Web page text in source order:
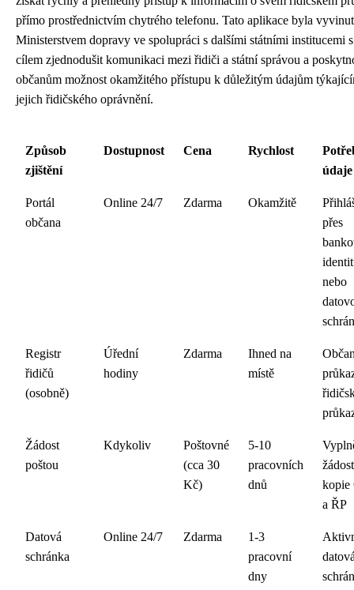
přímo prostřednictvím chytrého telefonu. Tato aplikace byla
Ministerstvem dopravy ve spolupráci s dalšími státními institucemi s
cílem zjednodušit komunikaci mezi řidiči a státní správou a
občanům možnost okamžitého přístupu k důležitým údajům
jejich řidičského oprávnění.
Způsob
zjištění
Dostupnost Cena Rychlost
údaje
Portál
občana
Online 24/7 Zdarma Okamžitě
přes
nebo
Registr
řidičů
(osobně)
Úřední
hodiny
Zdarma
Ihned na
místě
Žádost
poštou
Kdykoliv
Poštovné
(cca 30
Kč)
5-10
pracovních
dnů
kopie
a ŘP
Datová
schránka
Online 24/7 Zdarma
1-3
pracovní
dny